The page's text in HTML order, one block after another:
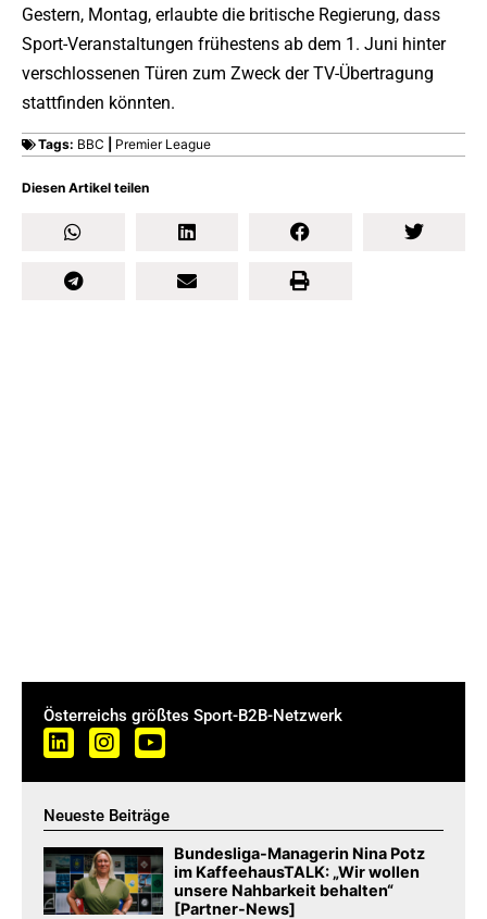
Diesen Artikel teilen
Gestern, Montag, erlaubte die britische Regierung, dass
Sport-Veranstaltungen frühestens ab dem 1. Juni hinter
verschlossenen Türen zum Zweck der TV-Übertragung
stattfinden könnten.
Tags: BBC Premier League
Österreichs größtes Sport-B2B-Netzwerk
Neueste Beiträge
Bundesliga-Managerin Nina Potz
im KaffeehausTALK: „Wir wollen
unsere Nahbarkeit behalten“
[Partner-News]